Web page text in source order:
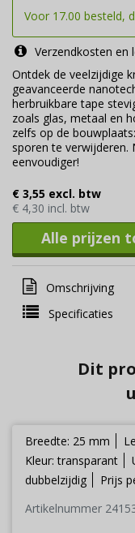
Voor 17.00 besteld,
Verzendkosten en
Ontdek de veelzijdige
geavanceerde
herbruikbare tape
zoals glas, metaal en
zelfs op de
sporen te
eenvoudiger!
€ 3,55 excl. btw
€ 4,30 incl. btw
Alle prijzen
Omschrijving
Specificaties
Dit
Breedte: 25 mm
Kleur: transparant
dubbelzijdig
Prijs
Artikelnummer